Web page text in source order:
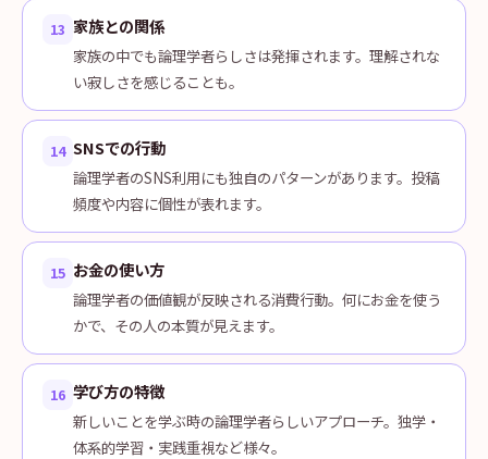
13 家族との関係
家族の中でも論理学者らしさは発揮されます。理解されな
い寂しさを感じることも。
14 SNSでの行動
論理学者のSNS利用にも独自のパターンがあります。投稿
頻度や内容に個性が表れます。
15 お金の使い方
論理学者の価値観が反映される消費行動。何にお金を使う
かで、その人の本質が見えます。
16 学び方の特徴
新しいことを学ぶ時の論理学者らしいアプローチ。独学・
体系的学習・実践重視など様々。